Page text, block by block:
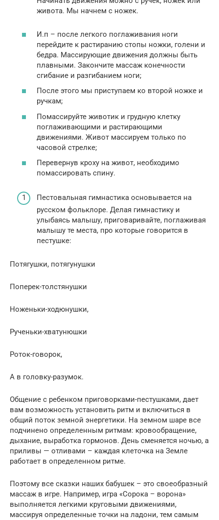
живота. Мы начнем с ножек.
И.п – после легкого поглаживания ноги
перейдите к растиранию стопы ножки, голени и
бедра. Массирующие движения должны быть
плавными. Закончите массаж конечности
сгибание и разгибанием ноги;
После этого мы приступаем ко второй ножке и
ручкам;
Помассируйте животик и грудную клетку
поглаживающими и растирающими
движениями. Живот массируем только по
часовой стрелке;
Перевернув кроху на живот, необходимо
помассировать спину.
Пестовальная гимнастика основывается на
русском фольклоре. Делая гимнастику и
улыбаясь малышу, приговаривайте, поглаживая
малышу те места, про которые говорится в
пестушке:
Потягушки, потягунушки
Поперек-толстянушки
Ноженьки-ходюнушки,
Рученьки-хватунюшки
Роток-говорок,
А в головку-разумок.
Общение с ребенком приговорками-пестушками, дает
вам возможность установить ритм и включиться в
общий поток земной энергетики. На земном шаре все
подчинено определенным ритмам: кровообращение,
дыхание, выработка гормонов. День сменяется ночью, а
приливы — отливами – каждая клеточка на Земле
работает в определенном ритме.
Поэтому все сказки наших бабушек – это своеобразный
массаж в игре. Например, игра «Сорока – ворона»
выполняется легкими круговыми движениями,
массируя определенные точки на ладони, тем самым